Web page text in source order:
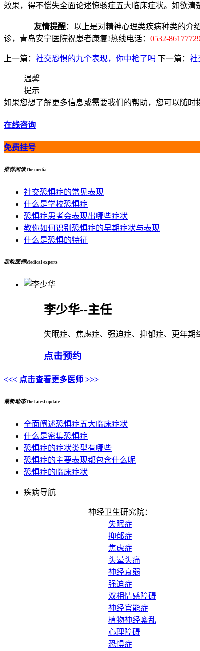
效果，得不偿失全面论述惊骇症五大临床症状。如欲
友情提醒：以上是对精神心理类疾病种类的介
诊，青岛安宁医院祝患者康复!热线电话： 0532-86177729
上一篇： 社交恐惧的九个表现，你中枪了吗 下一篇： 社
温馨
提示
如果您想了解更多信息或需要我们的帮助，您可以随时
在线咨询
免费挂号
推荐阅读The media
社交恐惧症的常见表现
什么是学校恐惧症
恐惧症患者会表现出哪些症状
教你如何识别恐惧症的早期症状与表现
什么是恐惧的特征
我院医师Medical experts
李少华--主任
失眠症、焦虑症、强迫症、抑郁症、更年
点击预约
<<< 点击查看更多医师 >>>
最新动态The latest update
全面阐述恐惧症五大临床症状
什么是密集恐惧症
恐惧症的症状类型有哪些
恐惧症的主要表现都包含什么呢
恐惧症的临床症状
疾病导航
神经卫生研究院：
失眠症
抑郁症
焦虑症
头晕头痛
神经衰弱
强迫症
双相情感障碍
神经官能症
植物神经紊乱
心理障碍
恐惧症